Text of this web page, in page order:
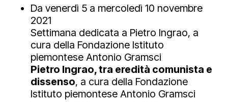
Da venerdì 5 a mercoledì 10 novembre
2021
Settimana dedicata a Pietro Ingrao, a
cura della Fondazione Istituto
piemontese Antonio Gramsci
Pietro Ingrao, tra eredità comunista e
dissenso, a cura della Fondazione
Istituto piemontese Antonio Gramsci